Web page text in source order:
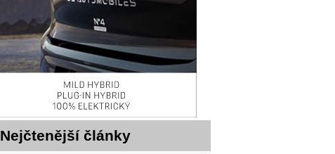
Nejčtenější články